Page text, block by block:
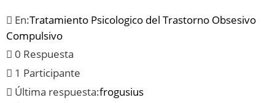
En:Tratamiento Psicologico del Trastorno Obsesivo
Compulsivo
0 Respuesta
1 Participante
Última respuesta:frogusius